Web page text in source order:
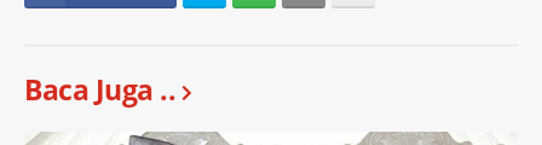
Baca Juga ..